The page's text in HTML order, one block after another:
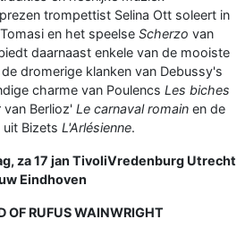
trompettist Selina Ott soleert in
en het speelse Scherzo van
daarnaast enkele van de mooiste
dromerige klanken van Debussy's
charme van Poulencs Les biches
Berlioz' Le carnaval romain en de
Bizets L'Arlésienne.
za 17 jan TivoliVredenburg Utrecht
Eindhoven
OF RUFUS WAINWRIGHT